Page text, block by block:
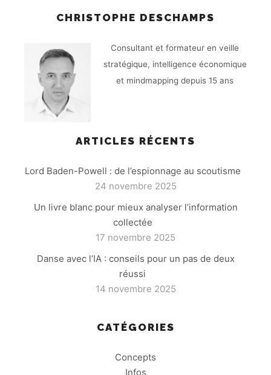
CHRISTOPHE DESCHAMPS
Consultant et formateur en veille
stratégique, intelligence économique
et mindmapping depuis 15 ans
ARTICLES RÉCENTS
Lord Baden-Powell : de l’espionnage au scoutisme
24 novembre 2025
Un livre blanc pour mieux analyser l’information
collectée
17 novembre 2025
Danse avec l’IA : conseils pour un pas de deux
réussi
14 novembre 2025
CATÉGORIES
Concepts
Infos